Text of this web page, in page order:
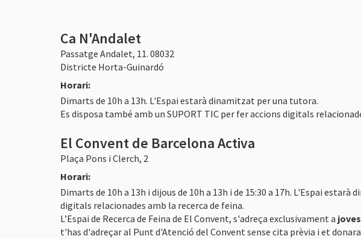
Ca N'Andalet
Passatge Andalet, 11. 08032
Districte Horta-Guinardó
Horari:
Dimarts de 10h a 13h. L'Espai estarà dinamitzat per una tutora.
Es disposa també amb un SUPORT TIC per fer accions digitals
El Convent de Barcelona Activa
Plaça Pons i Clerch, 2
Horari:
Dimarts de 10h a 13h i dijous de 10h a 13h i de 15:30 a 17h. L'Espai
digitals relacionades amb la recerca de feina.
L’Espai de Recerca de Feina de El Convent, s'adreça exclusivament a
t'has d'adreçar al Punt d'Atenció del Convent sense cita prèvia i et